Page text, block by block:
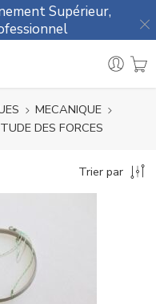
Supérieur,
MECANIQUE
DES FORCES
Trier par